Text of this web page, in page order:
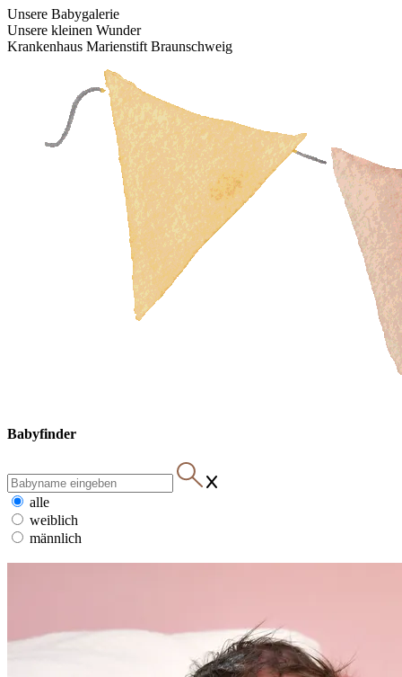
Unsere Babygalerie
Unsere kleinen Wunder
Krankenhaus Marienstift Braunschweig
Babyfinder
alle
weiblich
männlich